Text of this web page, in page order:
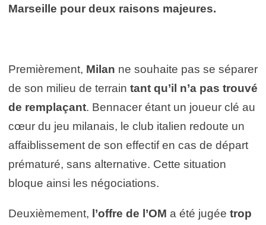
Marseille pour deux raisons majeures.
Premièrement, Milan ne souhaite pas se séparer
de son milieu de terrain tant qu’il n’a pas trouvé
de remplaçant. Bennacer étant un joueur clé au
cœur du jeu milanais, le club italien redoute un
affaiblissement de son effectif en cas de départ
prématuré, sans alternative. Cette situation
bloque ainsi les négociations.
Deuxièmement, l’offre de l’OM a été jugée trop